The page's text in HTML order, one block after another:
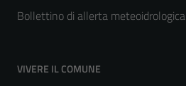
Bollettino di allerta meteoidrologica
VIVERE IL COMUNE